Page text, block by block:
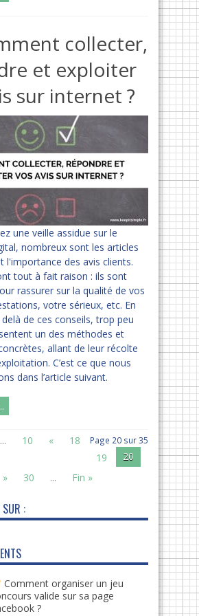
collecter,
et exploiter
sur internet ?
une veille assidue sur le
nombreux sont les articles
l'importance des avis clients.
tout à fait raison : ils sont
rassurer sur la qualité de vos
votre sérieux, etc. En
de ces conseils, trop peu
un des méthodes et
allant de leur récolte
C’est ce que nous
dans l’article suivant.
Page 20 sur 35
... 10 «
18
19
20
» 30 ... Fin »
:
Comment organiser un jeu
valide sur sa page
?